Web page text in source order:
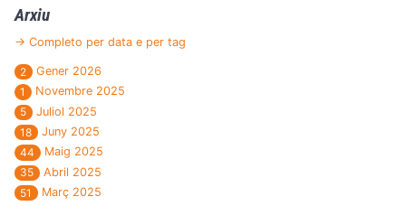
Arxiu
→ Completo per data e per tag
2
Gener 2026
1
Novembre 2025
5
Juliol 2025
18
Juny 2025
44
Maig 2025
35
Abril 2025
51
Març 2025